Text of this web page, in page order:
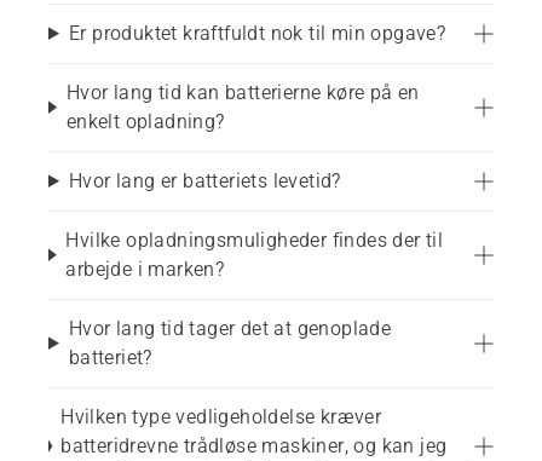
Er produktet kraftfuldt nok til min opgave?
Hvor lang tid kan batterierne køre på en
enkelt opladning?
Hvor lang er batteriets levetid?
Hvilke opladningsmuligheder findes der til
arbejde i marken?
Hvor lang tid tager det at genoplade
batteriet?
Hvilken type vedligeholdelse kræver
batteridrevne trådløse maskiner, og kan jeg